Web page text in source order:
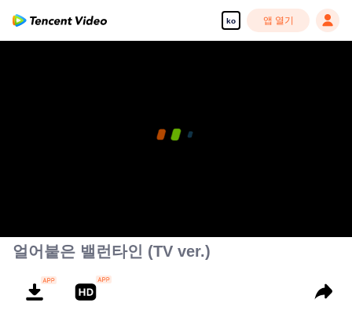
ko 앱 열기
얼어붙은 밸런타인 (TV ver.)